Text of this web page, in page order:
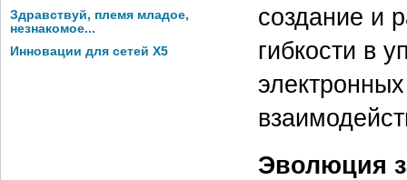
Здравствуй, племя младое,
незнакомое...
Инновации для сетей X5
создание и
гибкости в
Эволюция